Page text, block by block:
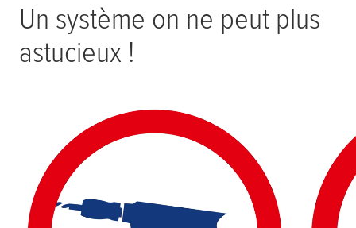
Un système on ne peut plus
astucieux !